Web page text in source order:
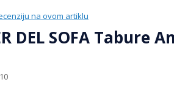
na ovom artiklu
DEL SOFA Tabure